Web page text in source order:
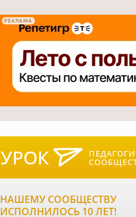
РЕКЛАМА
УРОК
НАШЕМУ СООБЩЕСТВУ
ИСПОЛНИЛОСЬ 10 ЛЕТ!